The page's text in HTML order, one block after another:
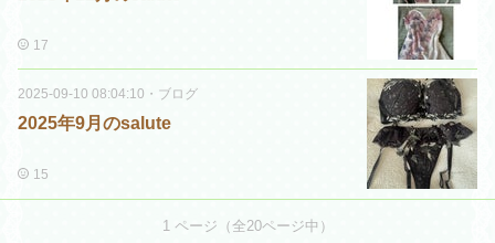
17
2025-09-10 08:04:10 ・ ブログ
2025年9月のsalute
15
1ページ（全20ページ中）